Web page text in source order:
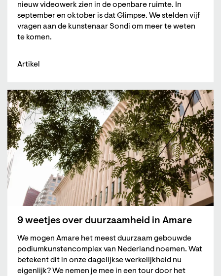
nieuw videowerk zien in de openbare ruimte. In
september en oktober is dat Glimpse. We stelden vijf
vragen aan de kunstenaar Sondi om meer te weten
te komen.
Artikel
9 weetjes over duurzaamheid in Amare
We mogen Amare het meest duurzaam gebouwde
podiumkunstencomplex van Nederland noemen. Wat
betekent dit in onze dagelijkse werkelijkheid nu
eigenlijk? We nemen je mee in een tour door het